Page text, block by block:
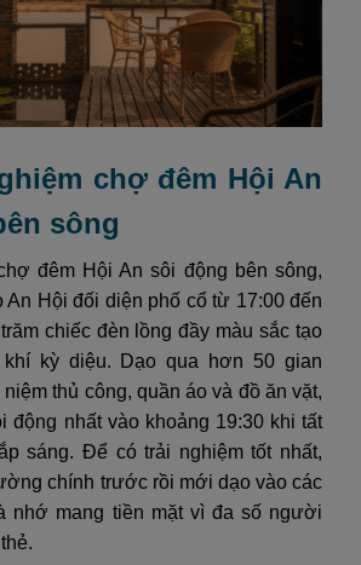
chợ đêm Hội An
sông
đêm Hội An sôi động bên sông,
An Hội đối diện phố cổ từ 17:00 đến
chiếc đèn lồng đầy màu sắc tạo
khí kỳ diệu. Dạo qua hơn 50 gian
thủ công, quần áo và đồ ăn vặt,
động nhất vào khoảng 19:30 khi tất
sáng. Để có trải nghiệm tốt nhất,
chính trước rồi mới dạo vào các
nhớ mang tiền mặt vì đa số người